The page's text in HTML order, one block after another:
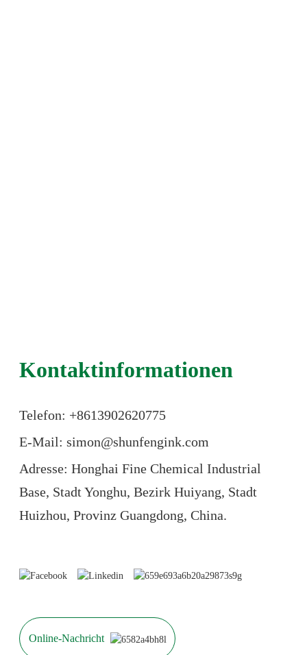
Kontaktinformationen
Telefon: +8613902620775
E-Mail: simon@shunfengink.com
Adresse: Honghai Fine Chemical Industrial
Base, Stadt Yonghu, Bezirk Huiyang, Stadt
Huizhou, Provinz Guangdong, China.
Online-Nachricht